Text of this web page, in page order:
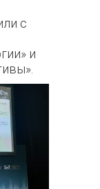
с
и